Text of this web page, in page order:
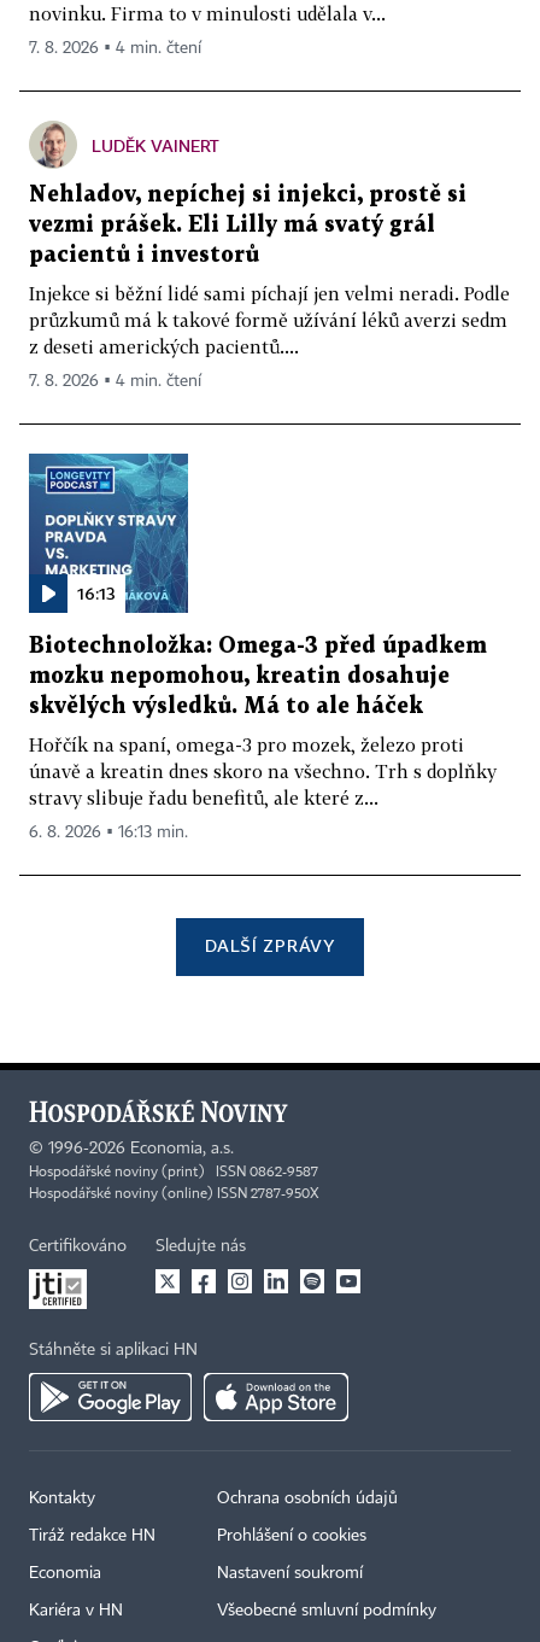
novinku. Firma to v minulosti udělala v...
7. 8. 2026 ▪ 4 min. čtení
LUDĚK VAINERT
Nehladov, nepíchej si injekci, prostě si
vezmi prášek. Eli Lilly má svatý grál
pacientů i investorů
Injekce si běžní lidé sami píchají jen velmi neradi. Podle
průzkumů má k takové formě užívání léků averzi sedm
z deseti amerických pacientů....
7. 8. 2026 ▪ 4 min. čtení
16:13
Biotechnoložka: Omega-3 před úpadkem
mozku nepomohou, kreatin dosahuje
skvělých výsledků. Má to ale háček
Hořčík na spaní, omega-3 pro mozek, železo proti
únavě a kreatin dnes skoro na všechno. Trh s doplňky
stravy slibuje řadu benefitů, ale které z...
6. 8. 2026 ▪ 16:13 min.
DALŠÍ ZPRÁVY
© 1996-2026 Economia, a.s.
Hospodářské noviny (print) ISSN 0862-9587
Hospodářské noviny (online) ISSN 2787-950X
Certifikováno Sledujte nás
Stáhněte si aplikaci HN
Kontakty
Tiráž redakce HN
Economia
Kariéra v HN
Ochrana osobních údajů
Prohlášení o cookies
Nastavení soukromí
Všeobecné smluvní podmínky